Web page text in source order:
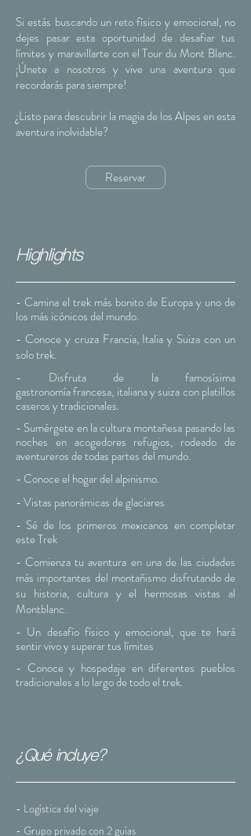
Si estás buscando un reto físico y emocional, no
dejes pasar esta oportunidad de desafiar tus
límites y maravillarte con el Tour du Mont Blanc.
¡Únete a nosotros y vive una aventura que
recordarás para siempre!
¿Listo para descubrir la magia de los Alpes en esta
aventura inolvidable?
Reservar
Highlights
- Camina el trek más bonito de Europa y uno de
los más icónicos del mundo.
- Conoce y cruza Francia, Italia y Suiza con un
solo trek.
- Disfruta de la famosísima
gastronomíafrancesa, italiana y suiza con platillos
caseros y tradicionales.
- Sumérgete en la cultura montañesa pasando las
noches en acogedores refugios, rodeado de
aventureros de todas partes del mundo.
- Conoce el hogar del alpinismo.
- Vistas panorámicas de glaciares
- Sé de los primeros mexicanos en completar
este Trek
- Comienza tu aventura en una de las ciudades
más importantes del montañismo disfrutando de
su historia, cultura y el hermosas vistas al
Montblanc.
- Un desafío físico y emocional, que te hará
sentir vivo y superar tus límites
- Conoce y hospedaje en diferentes pueblos
tradicionales a lo largo de todo el trek.
¿Qué incluye?
- Logística del viaje
- Grupo privado con 2 guías